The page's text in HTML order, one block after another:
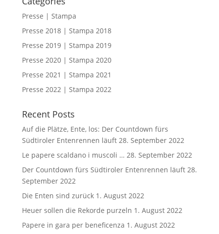
Presse | Stampa
Presse 2018 | Stampa 2018
Presse 2019 | Stampa 2019
Presse 2020 | Stampa 2020
Presse 2021 | Stampa 2021
Presse 2022 | Stampa 2022
Recent Posts
Auf die Plätze, Ente, los: Der Countdown fürs
Südtiroler Entenrennen läuft 28. September 2022
Le papere scaldano i muscoli … 28. September 2022
Der Countdown fürs Südtiroler Entenrennen läuft 28.
September 2022
Die Enten sind zurück 1. August 2022
Heuer sollen die Rekorde purzeln 1. August 2022
Papere in gara per beneficenza 1. August 2022